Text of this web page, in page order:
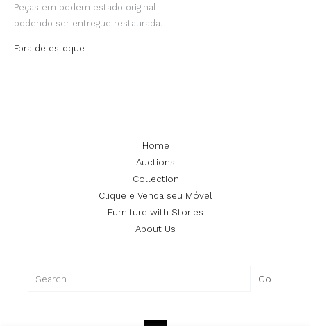
Peças em podem estado original
podendo ser entregue restaurada.
Fora de estoque
Home
Auctions
Collection
Clique e Venda seu Móvel
Furniture with Stories
About Us
Go